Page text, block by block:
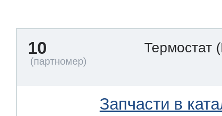
10 Термостат
Запчасти в